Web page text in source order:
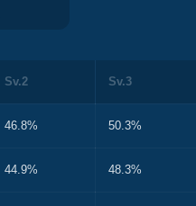
Sv.2 Sv.3
46.8% 50.3%
44.9% 48.3%